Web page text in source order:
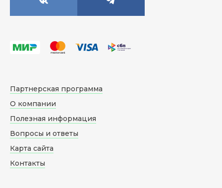
Партнерская программа
О компании
Полезная информация
Вопросы и ответы
Карта сайта
Контакты